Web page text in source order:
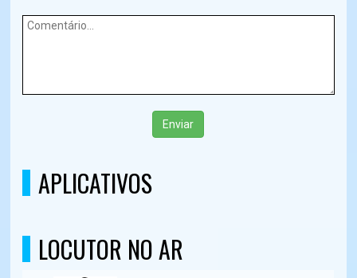
Enviar
APLICATIVOS
LOCUTOR NO AR